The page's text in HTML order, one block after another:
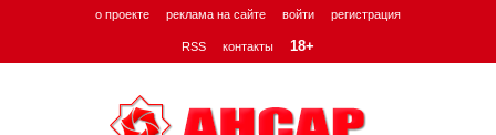
о проекте реклама на сайте войти регистрация
RSS контакты 18+